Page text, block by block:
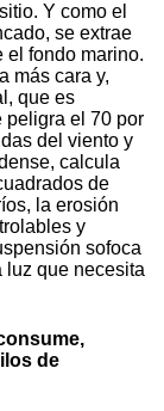
Y como el
se extrae
el fondo marino.
más cara y,
que es
peligra el 70 por
del viento y
calcula
de
la erosión
y
sofoca
luz que necesita
de